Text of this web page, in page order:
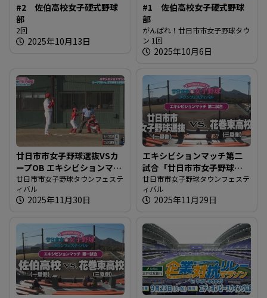
#2 佐伯高校女子硬式野球
部
2回
2025年10月13日
#1 佐伯高校女子硬式野球
部
がんばれ！廿日市市女子野球タウ
ン 1回
2025年10月6日
廿日市市女子野球選抜VSカ
ープOB エキシビションマッ
チ
廿日市市女子野球タウンフェステ
ィバル
2025年11月30日
エキシビションマッチ第二
試合「廿日市市女子野球選
抜 vs. 花巻東高校」
廿日市市女子野球タウンフェステ
ィバル
2025年11月29日